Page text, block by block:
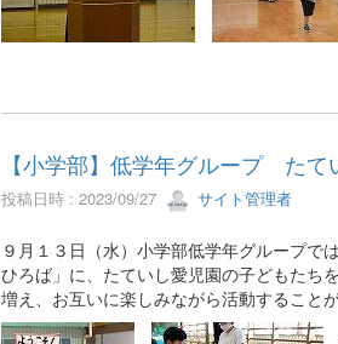
【小学部】低学年グループ たて
投稿日時 : 2023/09/27 サイト管理者
９月１３日（水）小学部低学年グループで
ひろば」に、たていし愛児園の子どもたち
増え、お互いに楽しみながら活動することが